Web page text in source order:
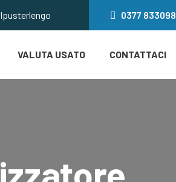
0377 833098
VALUTA USATO CONTATTACI